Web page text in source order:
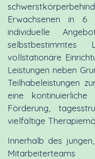
Erwachsenen in 6
individuelle
vollstationäre
Leistungen neben
Teilhabeleistungen
eine kontinuierliche
Förderung,
vielfältige
Innerhalb des